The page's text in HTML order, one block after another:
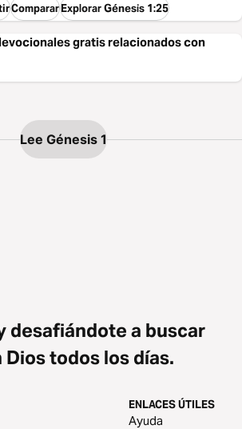
CompararExplorar Génesis 1:25
gratis relacionados con
Lee Génesis 1
desafiándote a buscar
todos los días.
ENLACES ÚTILES
Ayuda